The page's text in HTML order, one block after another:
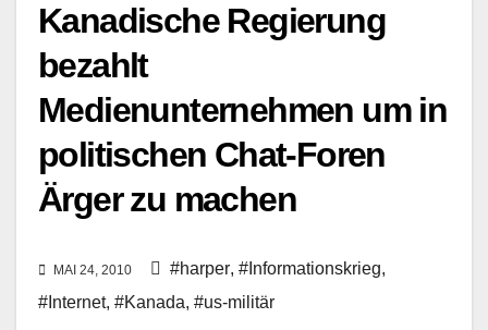
Kanadische Regierung
bezahlt
Medienunternehmen um in
politischen Chat-Foren
Ärger zu machen
MAI 24, 2010 #harper, #Informationskrieg,
#Internet, #Kanada, #us-militär